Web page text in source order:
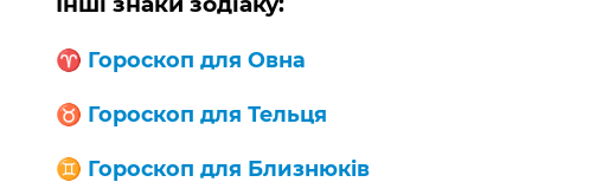
♈️ Гороскоп для Овна
♉️ Гороскоп для Тельця
♊️ Гороскоп для Близнюків